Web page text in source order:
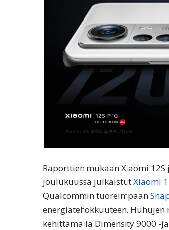
Raporttien mukaan Xiaomi
joulukuussa julkaistutXiaomi
Qualcommin tuoreimpaan
energiatehokkuuteen.
kehittämällä Dimensity 9000 -